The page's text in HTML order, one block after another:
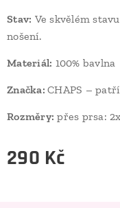
Stav: Ve skvělém
nošení.
Materiál: 100% bavlna
Značka:CHAPS –
Rozměry: přes prsa:
290 Kč